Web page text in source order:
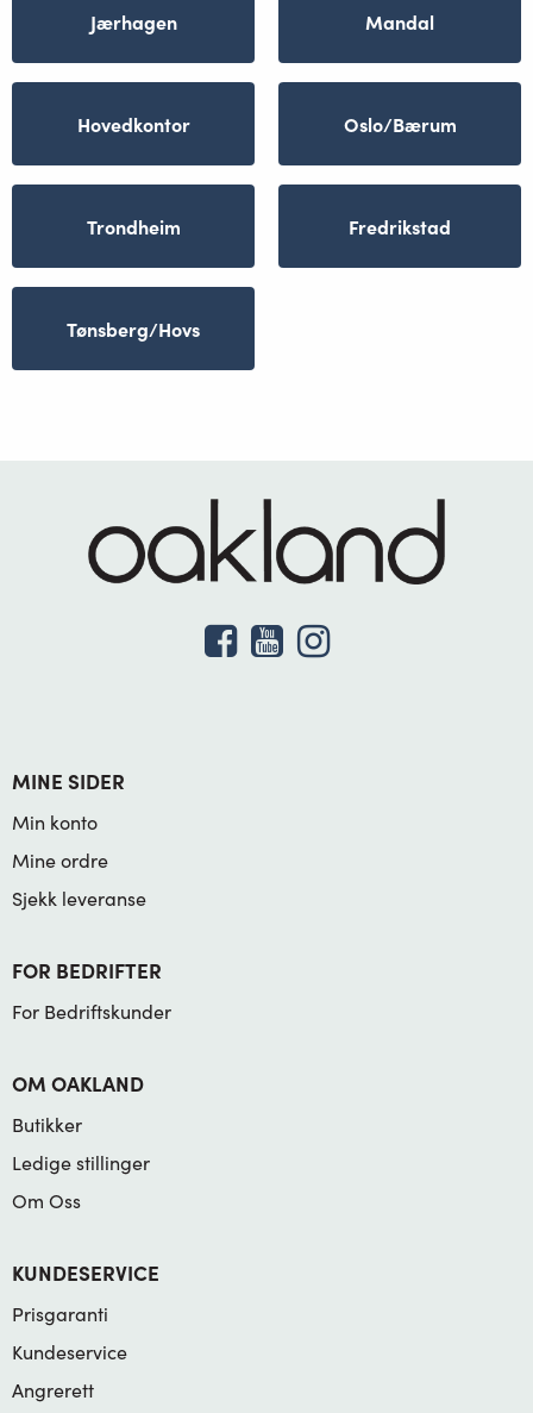
Jærhagen Mandal
Hovedkontor Oslo/Bærum
Trondheim Fredrikstad
Tønsberg/Hovs
MINE SIDER
Min konto
Mine ordre
Sjekk leveranse
FOR BEDRIFTER
For Bedriftskunder
OM OAKLAND
Butikker
Ledige stillinger
Om Oss
KUNDESERVICE
Prisgaranti
Kundeservice
Angrerett